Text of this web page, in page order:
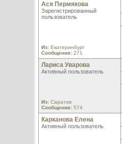
Ася Пермякова
Зарегистрированный
пользователь
Из:Екатеринбург
Сообщения:271
Лариса Уварова
Активный пользователь
Из:Саратов
Сообщения:574
Карканова Елена
Активный пользователь